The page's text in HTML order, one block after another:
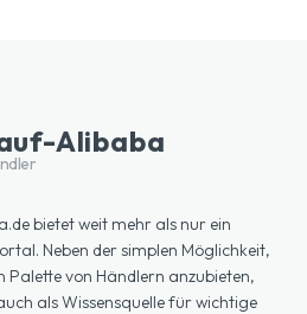
Alibaba
bietet weit mehr als nur ein
Neben der simplen Möglichkeit,
Palette von Händlern anzubieten,
als Wissensquelle für wichtige